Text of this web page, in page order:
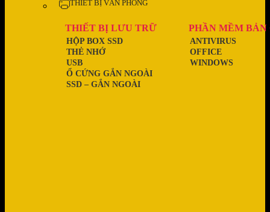
THIẾT BỊ VĂN PHÒNG
THIẾT BỊ LƯU TRỮ
SSD – GẮN NGOÀI
Ổ CỨNG GẮN NGOÀI
USB
THẺ NHỚ
HỘP BOX SSD
PHẦN MỀM BẢN
WINDOWS
OFFICE
ANTIVIRUS